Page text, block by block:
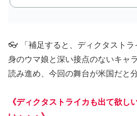
👓 「補足すると、ディクタスト
身のウマ娘と深い接点のないキャ
読み進め、今回の舞台が米国だと
《ディクタストライカも出て欲し